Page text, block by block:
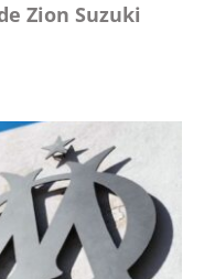
Zion Suzuki